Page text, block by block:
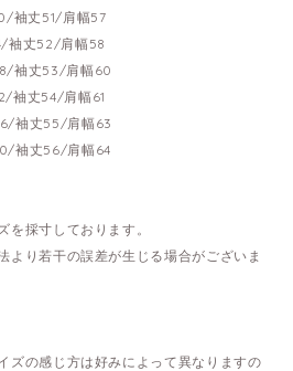
袖丈51/肩幅57
袖丈52/肩幅58
袖丈53/肩幅60
袖丈54/肩幅61
袖丈55/肩幅63
袖丈56/肩幅64
を採寸しております。
より若干の誤差が生じる場合がございま
ズの感じ方は好みによって異なりますの